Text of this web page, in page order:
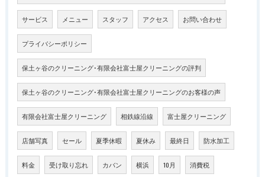
サービス メニュー スタッフ アクセス お問い合わせ
プライバシーポリシー
保土ヶ谷のクリーニング･有限会社富士屋クリーニングの評判
保土ヶ谷のクリーニング･有限会社富士屋クリーニングのお客様の声
有限会社富士屋クリーニング 相鉄線沿線 富士屋クリーニング
店舗写真 セール 夏季休暇 夏休み 最終日 防水加工
料金 受け取り忘れ カバン 横浜 10月 消費税